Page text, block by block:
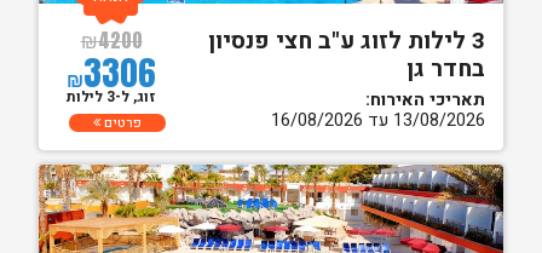
3 לילות לזוג ע"ב חצי פנסיון
בחדר גן
תאריכי האירוח:
13/08/2026 עד 16/08/2026
₪4200
₪3306
זוג, ל-3 לילות
פרטים